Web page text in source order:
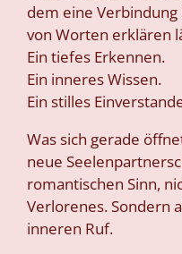
dem eine
von Worten erklären
Ein tiefes Erkennen.
Ein inneres Wissen.
Ein stilles
Was sich gerade
neue
romantischen Sinn,
Verlorenes. Sondern
inneren Ruf.